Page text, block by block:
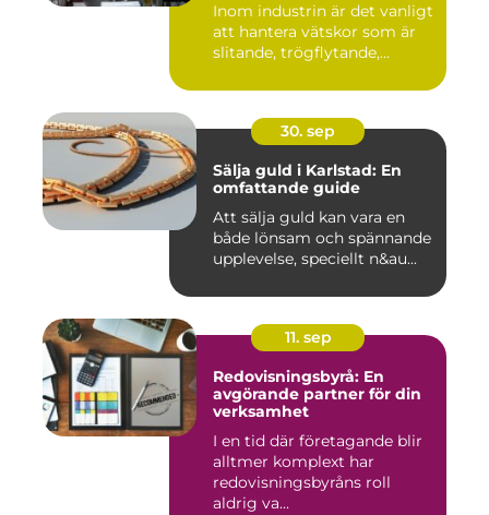
Inom industrin är det vanligt
att hantera vätskor som är
slitande, trögflytande,...
30. sep
Sälja guld i Karlstad: En
omfattande guide
Att sälja guld kan vara en
både lönsam och spännande
upplevelse, speciellt n&au...
11. sep
Redovisningsbyrå: En
avgörande partner för din
verksamhet
I en tid där företagande blir
alltmer komplext har
redovisningsbyråns roll
aldrig va...